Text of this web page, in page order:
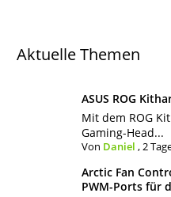
Aktuelle Themen
ASUS ROG
Mit dem ROG
Gaming-Head...
Von Daniel ,2
Arctic Fan
PWM-Ports für